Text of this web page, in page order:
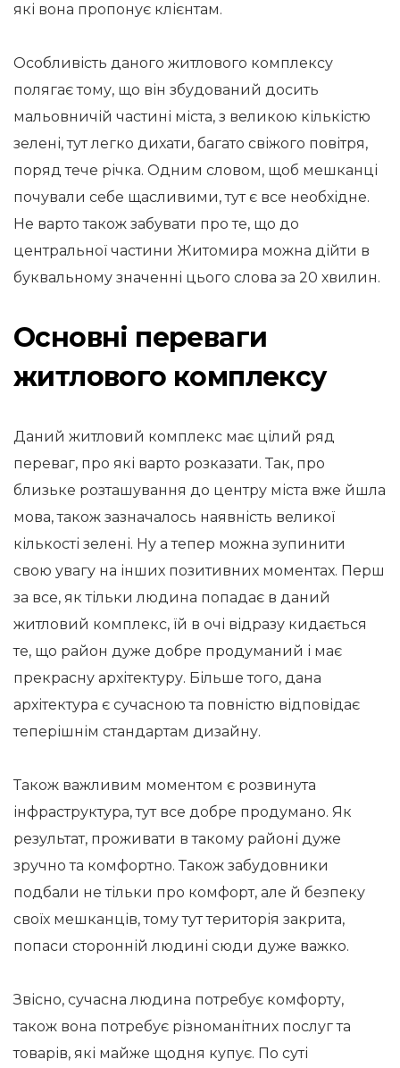
які вона пропонує клієнтам.
Особливість даного житлового комплексу
полягає тому, що він збудований досить
мальовничій частині міста, з великою кількістю
зелені, тут легко дихати, багато свіжого повітря,
поряд тече річка. Одним словом, щоб мешканці
почували себе щасливими, тут є все необхідне.
Не варто також забувати про те, що до
центральної частини Житомира можна дійти в
буквальному значенні цього слова за 20 хвилин.
Основні переваги
житлового комплексу
Даний житловий комплекс має цілий ряд
переваг, про які варто розказати. Так, про
близьке розташування до центру міста вже йшла
мова, також зазначалось наявність великої
кількості зелені. Ну а тепер можна зупинити
свою увагу на інших позитивних моментах. Перш
за все, як тільки людина попадає в даний
житловий комплекс, їй в очі відразу кидається
те, що район дуже добре продуманий і має
прекрасну архітектуру. Більше того, дана
архітектура є сучасною та повністю відповідає
теперішнім стандартам дизайну.
Також важливим моментом є розвинута
інфраструктура, тут все добре продумано. Як
результат, проживати в такому районі дуже
зручно та комфортно. Також забудовники
подбали не тільки про комфорт, але й безпеку
своїх мешканців, тому тут територія закрита,
попаси сторонній людині сюди дуже важко.
Звісно, сучасна людина потребує комфорту,
також вона потребує різноманітних послуг та
товарів, які майже щодня купує. По суті